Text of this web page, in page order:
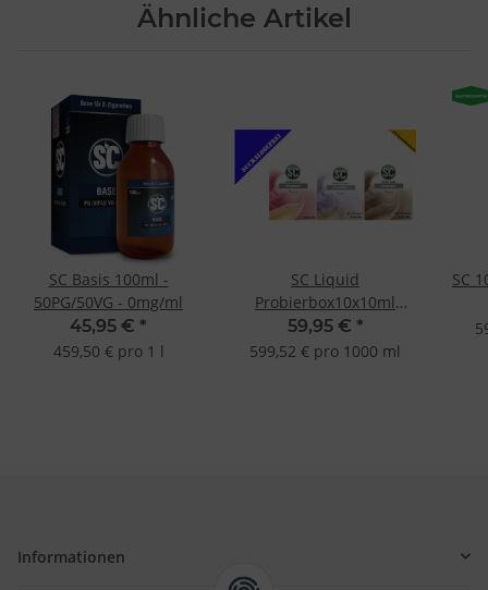
Ähnliche Artikel
SC Basis 100ml -
50PG/50VG - 0mg/ml
45,95 € *
459,50 € pro 1 l
SC Liquid
Probierbox10x10ml
Tabak Frucht Gourmet E-
Liquid E-Zigarette
59,95 € *
599,52 € pro 1000 ml
SC
Informationen